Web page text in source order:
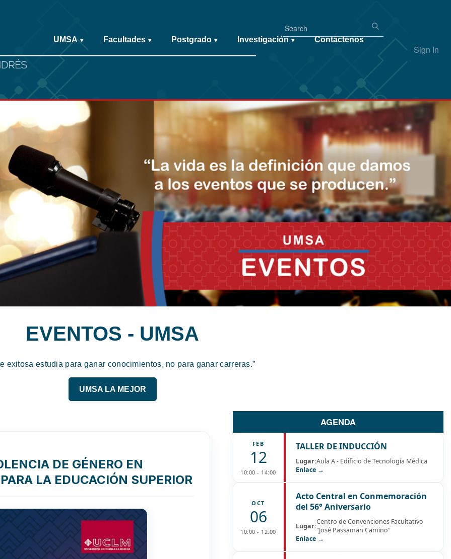
Sign In
UMSA ▾ Facultades ▾ Postgrado ▾ Investigación ▾ Contáctenos
EVENTOS - UMSA
exitosa estudia para ganar conocimientos, no para ganar carreras.”
UMSA LA MEJOR
DE GÉNERO EN
LA EDUCACIÓN SUPERIOR
AGENDA
FEB
12
10:00 - 14:00
TALLER DE INDUCCIÓN
Lugar:Aula A - Edificio de Tecnología Médica
Enlace →
OCT
06
10:00 - 12:00
Acto Central en Conmemoración
del 56° Aniversario
Lugar:Centro de Convenciones Facultativo
"José Passaman Camino"
Enlace →